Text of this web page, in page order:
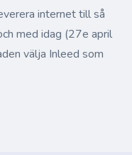
internet till så
med idag (27e april
välja Inleed som